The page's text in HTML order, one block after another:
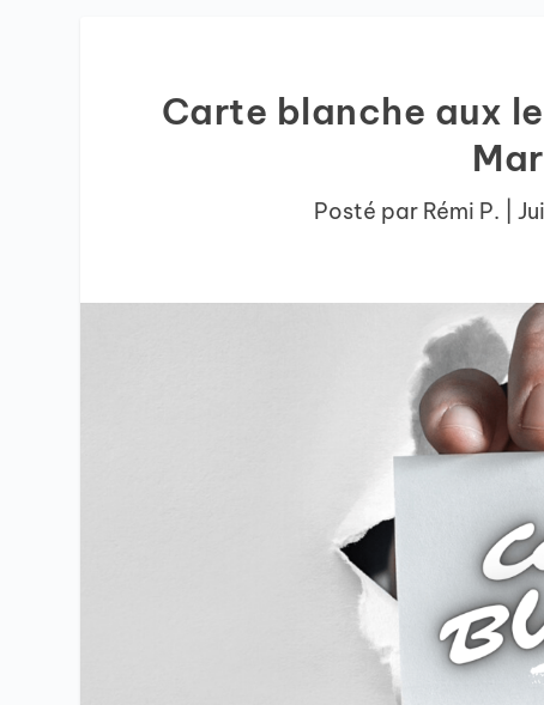
Carte blanche aux
Posté par Rémi P.